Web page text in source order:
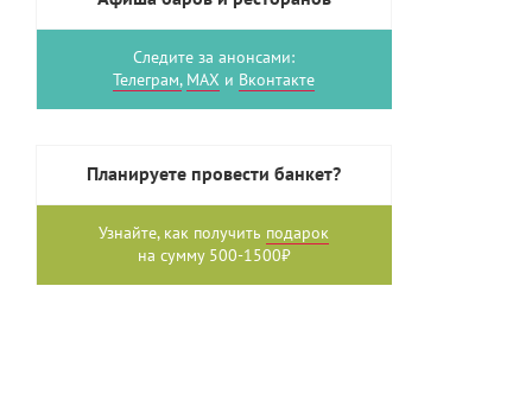
Следите за анонсами:
Телеграм, MAX и Вконтакте
Планируете провести банкет?
Узнайте, как получить подарок
на сумму 500-1500₽